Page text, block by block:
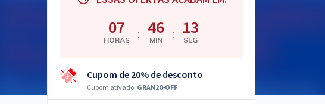
07
HORAS : 46
MIN : 12
SEG
Cupom de 20% de desconto
Cupom ativado: GRAN20-OFF